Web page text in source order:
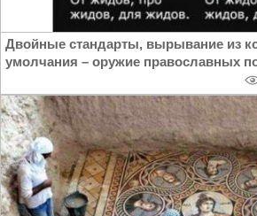
Двойные стандарты, вырывание из
умолчания – оружие православных